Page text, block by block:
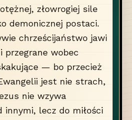
złowrogiej sile
demonicznej postaci.
chrześcijaństwo jawi
przegrane wobec
— bo przecież
jest nie strach,
nie wzywa
innymi, lecz do miłości